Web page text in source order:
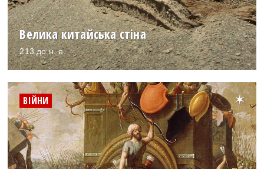
Велика китайська стіна
213 до н. е.
ВІЙНИ